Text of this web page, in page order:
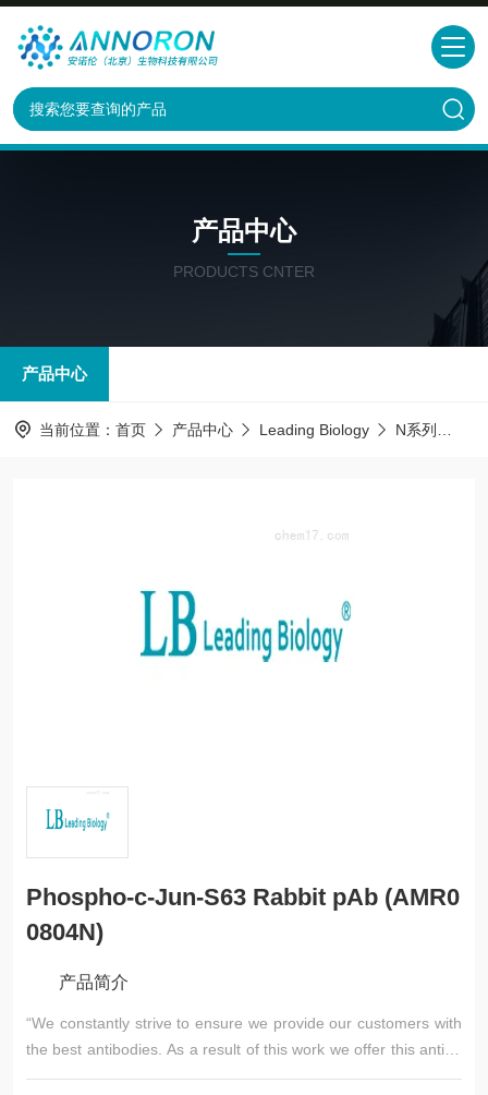
产品中心
PRODUCTS CNTER
产品中心
当前位置： 首页 产品中心 Leading Biology N系列
Phospho-c-Jun-S63 Rabbit pAb (AMR0
0804N)
产品简介
“We constantly strive to ensure we provide our customers with
the best antibodies. As a result of this work we offer this antibo
dy in purified format.